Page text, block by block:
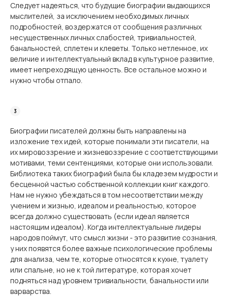
Следует надеяться, что будущие биографии выдающихся
мыслителей, за исключени­ем необходимых личных
подробностей, воздержатся от сообщения различных
несущес­твенных личных слабостей, тривиальностей,
банальностей, сплетен и клеветы. Только нетленное, их
величие и интеллектуальный вклад в культурное развитие,
имеет непрехо­дящую ценность. Все остальное можно и
нужно чтобы отпало.
Биографии писателей должны быть направлены на
изложение тех идей, которые понимали эти писатели, на
их мировоззрение и жизневоззрение с соответствующими
мотивами, теми сентенциями, которые они использовали.
Библиотека таких биографий была бы кладезем мудрости и
бесценной частью собственной коллекции книг каждого.
Нам не нужно убеждаться в том несоответствии между
учением и жизнью, идеалом и реаль­ностью, которое
всегда должно существовать (если идеал является
настоящим идеалом). Когда интеллектуальные лидеры
народов поймут, что смысл жизни - это развитие сознания,
у них появятся более важные психологические проблемы
для анализа, чем те, которые относятся к кухне, туалету
или спальне, но не к той литературе, которая хочет
подняться над уровнем тривиальности, банальности или
варварства.